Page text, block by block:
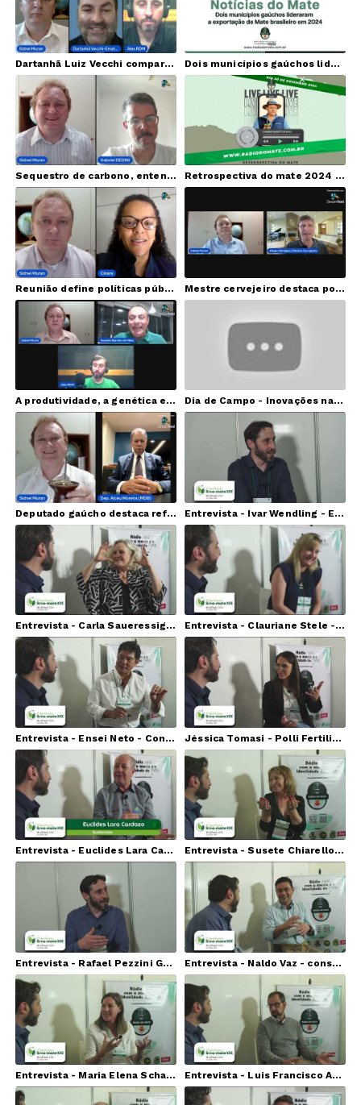
Dartanhã Luiz Vecchi compartilha sua história de vida, na Emater/RS Dois municípios gaúchos lideraram a exportação de Mate brasileiro em 2024
Sequestro de carbono, entenda alguns pontos dessa proposta Retrospectiva do mate 2024 com Ilvandro Barreto de melo (LIVE)
Reunião define políticas públicas para o setor ervateiro Mestre cervejeiro destaca potencial da Erva-mate na composição da cerveja
A produtividade, a genética e a mão de obra no setor ervateiro Dia de Campo - Inovações na Cadeia Produtiva de Erva-mate
Deputado gaúcho destaca reforma tributária com Erva-mate tendo alíquota zero Entrevista - Ivar Wendling - Embrapa Florestas
Entrevista - Carla Saueressig - Academia Brasileira de Chá e Erva-Mate Entrevista - Clauriane Stele - Leão Alimentos e Bebidas
Entrevista - Ensei Neto - Consultor e especialista em Gestão Sensorial de Alimentos e Bebidas Jéssica Tomasi - Polli Fertilizantes
Entrevista - Euclides Lara Cardozo Junior - Sustentec - projeto plantas medicinais Entrevista - Susete Chiarello - Embrapa Florestas
Entrevista - Rafael Pezzini Grochoski - Tecmatte Entrevista - Naldo Vaz - consultor e criador do Maisha
Entrevista - Maria Elena Schapovaloff - Inta / Argentina Entrevista - Luis Francisco Angeli Alves - Universidade do Oeste do Paraná